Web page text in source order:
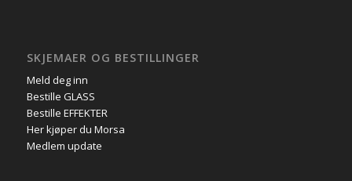
SKJEMAER OG BESTILLINGER
Meld deg inn
Bestille GLASS
Bestille EFFEKTER
Her kjøper du Morsa
Medlem update